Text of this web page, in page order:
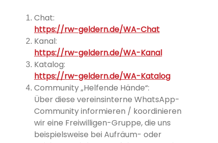
Chat:
https://rw-geldern.de/WA-Chat
Kanal:
https://rw-geldern.de/WA-Kanal
Katalog:
https://rw-geldern.de/WA-Katalog
Community „Helfende Hände“:
Über diese vereinsinterne WhatsApp-
Community informieren / koordinieren
wir eine Freiwilligen-Gruppe, die uns
beispielsweise bei Aufräum- oder